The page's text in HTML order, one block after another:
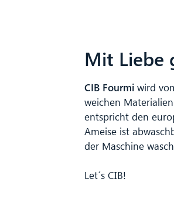
Mit Liebe
CIB Fourmi wird
weichen
entspricht den
Ameise ist
der Maschine
Let´s CIB!